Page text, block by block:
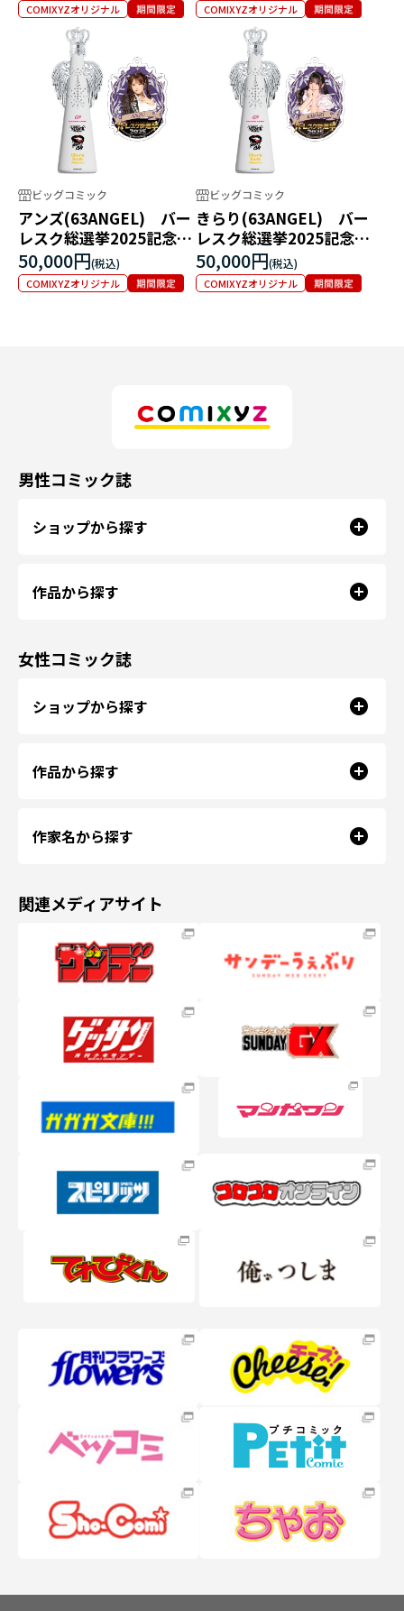
COMIXYZオリジナル COMIXYZオリジナル
ビッグコミック
アンズ(63ANGEL) バー
レスク総選挙2025記念フ
ィリコボトル
50,000円
COMIXYZオリジナル
ビッグコミック
きらり(63ANGEL) バー
レスク総選挙2025記念フ
ィリコボトル
50,000円
COMIXYZオリジナル
男性コミック誌
ショップから探す
作品から探す
女性コミック誌
ショップから探す
作品から探す
作家名から探す
関連メディアサイト